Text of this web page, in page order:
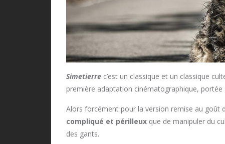
Simetierre c’est un classique et un classique
première adaptation cinématographique, portée
Alors forcément pour la version remise au goût
compliqué et périlleux que de manipuler du
des gants.